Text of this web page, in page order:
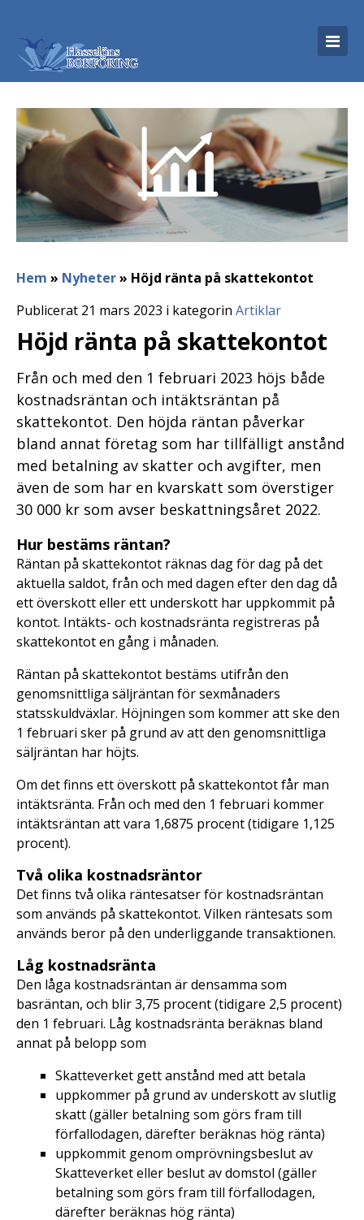
Hem » Nyheter» Höjd ränta på skattekontot
Publicerat 21 mars 2023 i kategorin Artiklar
Höjd ränta på skattekontot
Från och med den 1 februari 2023 höjs både
kostnadsräntan och intäktsräntan på
skattekontot. Den höjda räntan påverkar
bland annat företag som har tillfälligt anstånd
med betalning av skatter och avgifter, men
även de som har en kvarskatt som överstiger
30 000 kr som avser beskattningsåret 2022.
Hur bestäms räntan?
Räntan på skattekontot räknas dag för dag på det
aktuella saldot, från och med dagen efter den dag då
ett överskott eller ett underskott har uppkommit på
kontot. Intäkts- och kostnadsränta registreras på
skattekontot en gång i månaden.
Räntan på skattekontot bestäms utifrån den
genomsnittliga säljräntan för sexmånaders
statsskuldväxlar. Höjningen som kommer att ske den
1 februari sker på grund av att den genomsnittliga
säljräntan har höjts.
Om det finns ett överskott på skattekontot får man
intäktsränta. Från och med den 1 februari kommer
intäktsräntan att vara 1,6875 procent (tidigare 1,125
procent).
Två olika kostnadsräntor
Det finns två olika räntesatser för kostnadsräntan
som används på skattekontot. Vilken räntesats som
används beror på den underliggande transaktionen.
Låg kostnadsränta
Den låga kostnadsräntan är densamma som
basräntan, och blir 3,75 procent (tidigare 2,5 procent)
den 1 februari. Låg kostnadsränta beräknas bland
annat på belopp som
Skatteverket gett anstånd med att betala
uppkommer på grund av underskott av slutlig
skatt (gäller betalning som görs fram till
förfallodagen, därefter beräknas hög ränta)
uppkommit genom omprövningsbeslut av
Skatteverket eller beslut av domstol (gäller
betalning som görs fram till förfallodagen,
därefter beräknas hög ränta)